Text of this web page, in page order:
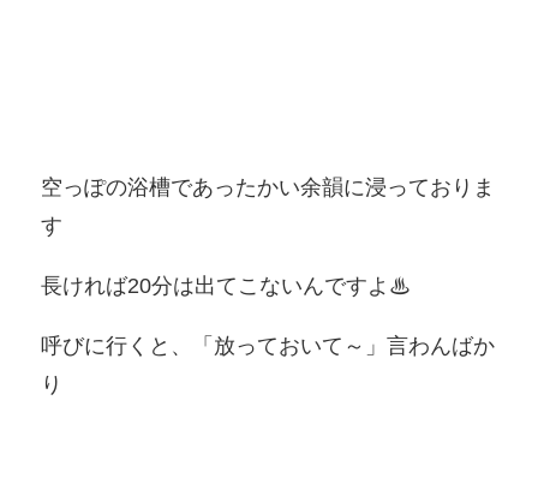
空っぽの浴槽であったかい余韻に浸っておりま
す
長ければ20分は出てこないんですよ♨
呼びに行くと、「放っておいて～」言わんばか
り